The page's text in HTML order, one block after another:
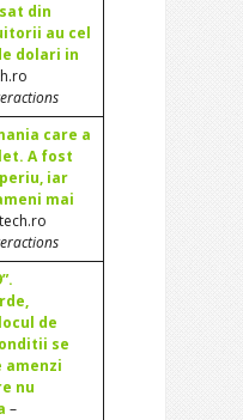
din
au cel
dolari in
care a
A fost
iar
mai
de
se
amenzi
nu
–